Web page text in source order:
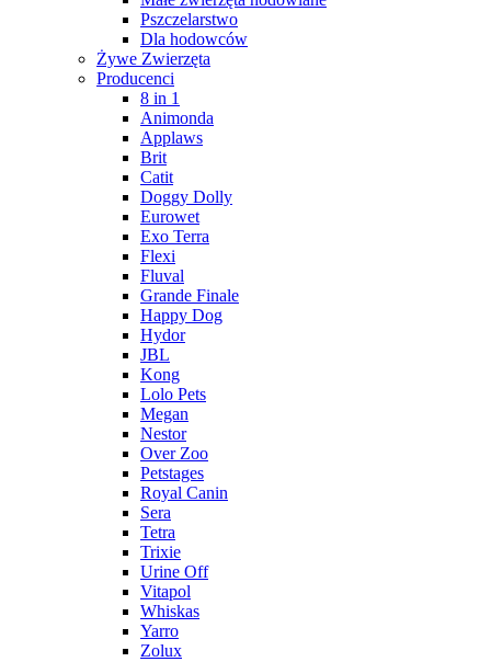
Pszczelarstwo
Dla hodowców
Żywe Zwierzęta
Producenci
8 in 1
Animonda
Applaws
Brit
Catit
Doggy Dolly
Eurowet
Exo Terra
Flexi
Fluval
Grande Finale
Happy Dog
Hydor
JBL
Kong
Lolo Pets
Megan
Nestor
Over Zoo
Petstages
Royal Canin
Sera
Tetra
Trixie
Urine Off
Vitapol
Whiskas
Yarro
Zolux